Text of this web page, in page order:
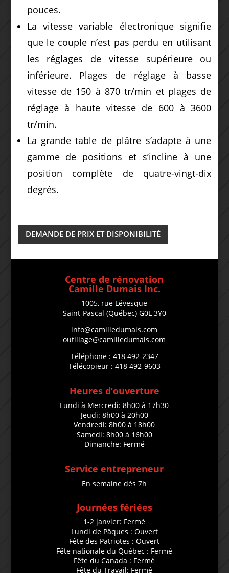
pouces.
La vitesse variable électronique signifie
que le couple n’est pas perdu en utilisant
les réglages de vitesse supérieure ou
inférieure. Plages de réglage à basse
vitesse de 150 à 870 tr/min et plages de
réglage à haute vitesse de 600 à 3600
tr/min.
La grande table de plâtre s’adapte à une
gamme de positions et s’incline à une
position complète de quatre-vingt-dix
degrés.
DEMANDE DE PRIX ET DISPONIBILITÉ
Centre de rénovation
Camille Dumais Inc.
1005, rue Lévesque
Saint-Pascal (Québec) G0L 3Y0
info@camilledumais.com
outillage@camilledumais.com
Téléphone : 418 492-2347
Télécopieur : 418 492-9603
Heures d’ouverture
Lundi à Mercredi: 8h00 à 17h30
Jeudi: 8h00 à 20h00
Vendredi: 8h00 à 18h00
Samedi: 8h00 à 16h00
Dimanche: Fermé
Service entrepreneur
En semaine dès 7h
Journées fériées
1-2 janvier: Fermé
Lundi de Pâques : Ouvert
Fête des Patriotes : Ouvert
Fête nationale du Québec : Fermé
Fête du Canada : Fermé
Fête du Travail: Fermé